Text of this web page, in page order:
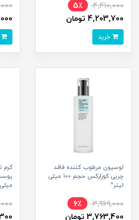
4,410,000
5٪
4,203,700 تومان
لوسیون مرطوب کننده فاقد
چربی کوزارکس حجم 100 میلی
لیتر^
3,969,000
6٪
3,763,400 تومان
کرم